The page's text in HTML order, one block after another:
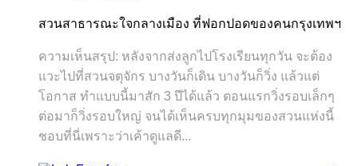
สวนสาธารณะใจกลางเมือง ที่ฟอกปอดของคนกรุงเทพฯ
ความเห็นสรุป: หลังจากส่งลูกไปโรงเรียนทุกวัน จะต้อง
แวะไปที่สวนจตุจักร บางวันก็เดิน บางวันก็วิ่ง แล้วแต่
โอกาส ทำแบบนี้มาสัก 3 ปีได้แล้ว ตอนแรกวิ่งรอบเล็กๆ
ต่อมาก็วิ่งรอบใหญ่ จนได้เห็นครบทุกมุมของสวนแห่งนี้
ชอบที่นี่เพราะว่าเค้าดูแลดี...